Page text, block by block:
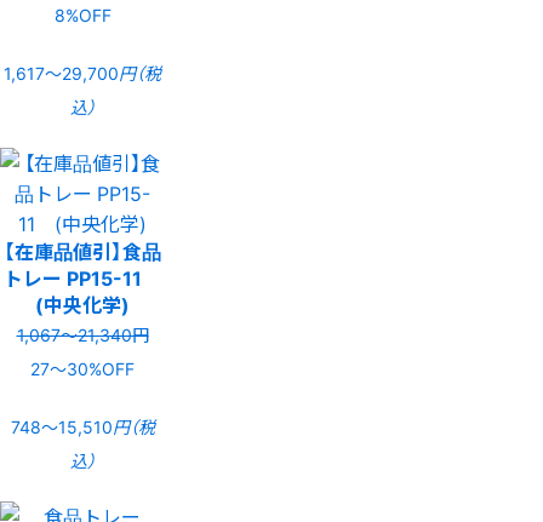
8%OFF
1,617〜29,700円（税
込）
【在庫品値引】食品
トレー PP15-11
(中央化学)
1,067〜21,340円
27〜30%OFF
748〜15,510円（税
込）